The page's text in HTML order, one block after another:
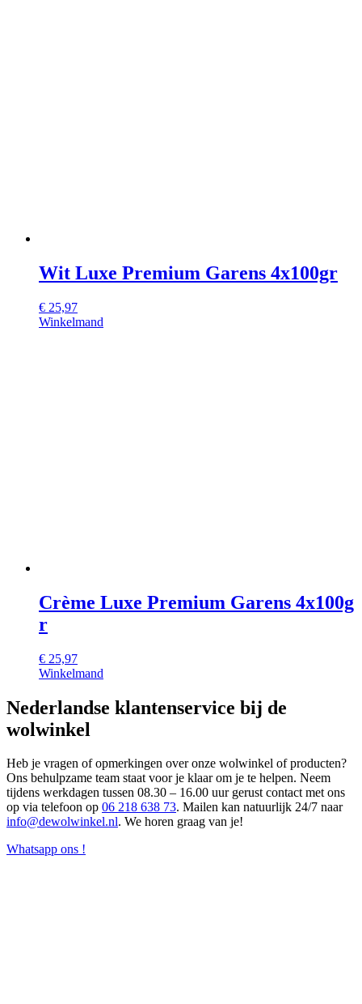
Wit Luxe Premium Garens 4x100gr
€ 25,97
Winkelmand
Crème Luxe Premium Garens 4x100g
r
€ 25,97
Winkelmand
Nederlandse klantenservice bij de
wolwinkel
Heb je vragen of opmerkingen over onze wolwinkel of producten?
Ons behulpzame team staat voor je klaar om je te helpen. Neem
tijdens werkdagen tussen 08.30 – 16.00 uur gerust contact met ons
op via telefoon op 06 218 638 73. Mailen kan natuurlijk 24/7 naar
info@dewolwinkel.nl. We horen graag van je!
Whatsapp ons !